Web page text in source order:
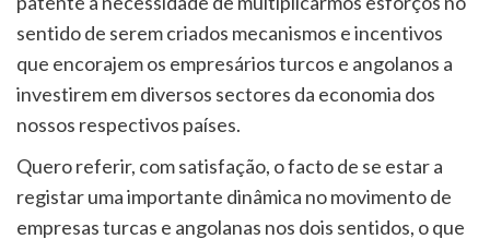
sentido de serem criados mecanismos e incentivos
que encorajem os empresários turcos e angolanos a
investirem em diversos sectores da economia dos
nossos respectivos países.
Quero referir, com satisfação, o facto de se estar a
registar uma importante dinâmica no movimento de
empresas turcas e angolanas nos dois sentidos, o que